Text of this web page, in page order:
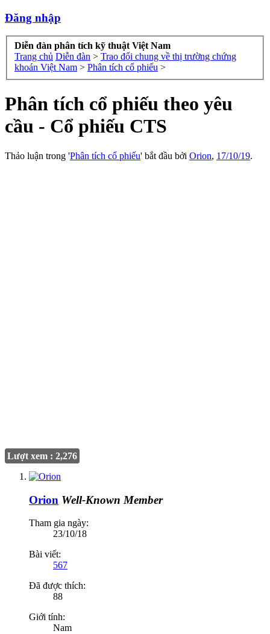
Đăng nhập
Diễn đàn phân tích kỹ thuật Việt Nam
Trang chủ Diễn đàn > Trao đổi chung về thị trường chứng
khoán Việt Nam > Phân tích cổ phiếu >
Phân tích cổ phiếu theo yêu
cầu - Cổ phiếu CTS
Thảo luận trong 'Phân tích cổ phiếu' bắt đầu bởi Orion, 17/10/19.
Lượt xem : 2,276
Orion Well-Known Member
Tham gia ngày:
23/10/18
Bài viết:
567
Đã được thích:
88
Giới tính:
Nam